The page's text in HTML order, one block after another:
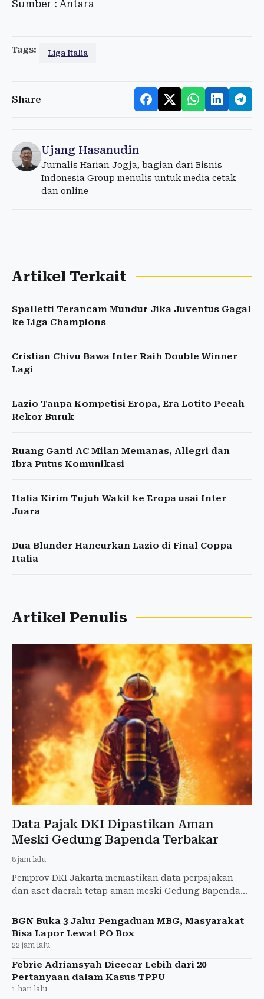
Sumber : Antara
Tags: Liga Italia
Share
Ujang Hasanudin
Jurnalis Harian Jogja, bagian dari Bisnis
Indonesia Group menulis untuk media cetak
dan online
Artikel Terkait
Spalletti Terancam Mundur Jika Juventus Gagal
ke Liga Champions
Cristian Chivu Bawa Inter Raih Double Winner
Lagi
Lazio Tanpa Kompetisi Eropa, Era Lotito Pecah
Rekor Buruk
Ruang Ganti AC Milan Memanas, Allegri dan
Ibra Putus Komunikasi
Italia Kirim Tujuh Wakil ke Eropa usai Inter
Juara
Dua Blunder Hancurkan Lazio di Final Coppa
Italia
Artikel Penulis
Data Pajak DKI Dipastikan Aman
Meski Gedung Bapenda Terbakar
8 jam lalu
Pemprov DKI Jakarta memastikan data perpajakan
dan aset daerah tetap aman meski Gedung Bapenda
dipastikan tetap
BGN Buka 3 Jalur Pengaduan MBG, Masyarakat
Bisa Lapor Lewat PO Box
22 jam lalu
Febrie Adriansyah Dicecar Lebih dari 20
Pertanyaan dalam Kasus TPPU
1 hari lalu